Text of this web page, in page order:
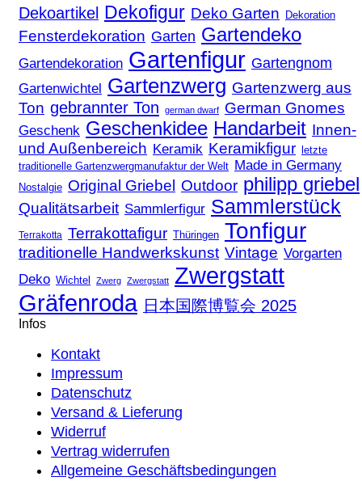
Dekoartikel Dekofigur Deko Garten Dekoration
Fensterdekoration Garten Gartendeko
Gartendekoration Gartenfigur Gartengnom
Gartenwichtel Gartenzwerg Gartenzwerg aus
Ton gebrannter Ton german dwarf German Gnomes
Geschenk Geschenkidee Handarbeit Innen-
und Außenbereich Keramik Keramikfigur letzte
traditionelle Gartenzwergmanufaktur der Welt Made in Germany
Nostalgie Original Griebel Outdoor philipp griebel
Qualitätsarbeit Sammlerfigur Sammlerstück
Terrakotta Terrakottafigur Thüringen Tonfigur
traditionelle Handwerkskunst Vintage Vorgarten
Deko Wichtel Zwerg Zwergstatt
Zwergstatt
Gräfenroda 日本国際博覧会 2025
Infos
Kontakt
Impressum
Datenschutz
Versand & Lieferung
Widerruf
Vertrag widerrufen
Allgemeine Geschäftsbedingungen